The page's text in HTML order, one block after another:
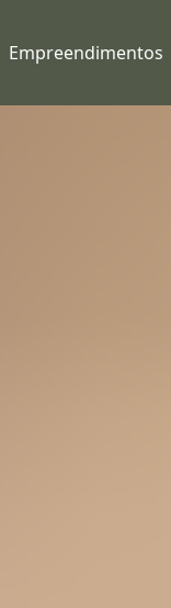
Empreendimentos